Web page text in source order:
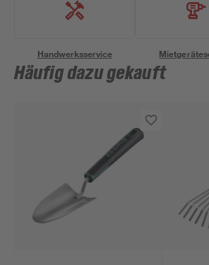
Handwerksservice
Häufig dazu gekauft